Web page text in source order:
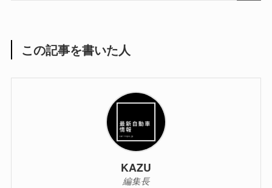
この記事を書いた人
KAZU
編集長